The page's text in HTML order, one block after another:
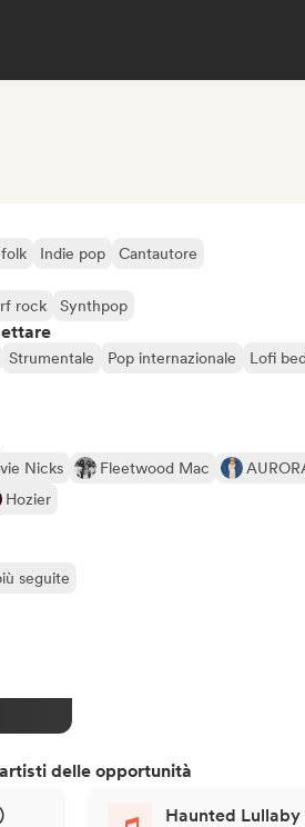
Indie pop Cantautore
rock Synthpop
Strumentale Pop internazionale
Lofi
Nicks Fleetwood Mac
Hozier
seguite
delle opportunità
Haunted Lullaby